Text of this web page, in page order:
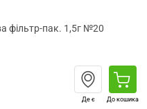
фільтр-пак. 1,5г №20
Де є До кошика